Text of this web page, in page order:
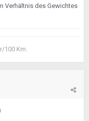
Verhältnis des Gewichtes
100 Km.